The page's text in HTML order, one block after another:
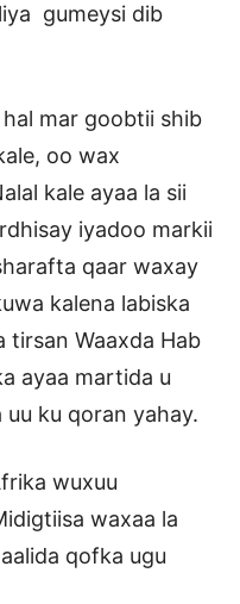
gumeysi dib
mar goobtii shib
oo wax
kale ayaa la sii
iyadoo markii
qaar waxay
kalena labiska
tirsan Waaxda Hab
ayaa martida u
ku qoran yahay.
wuxuu
waxaa la
qofka ugu